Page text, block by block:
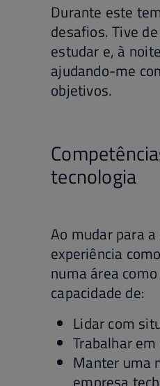
Durante este
desafios. Tive
estudar e, à
ajudando-me
objetivos.
tecnologia
Ao mudar para
experiência
numa área
capacidade de:
Lidar com
Trabalhar
Manter uma